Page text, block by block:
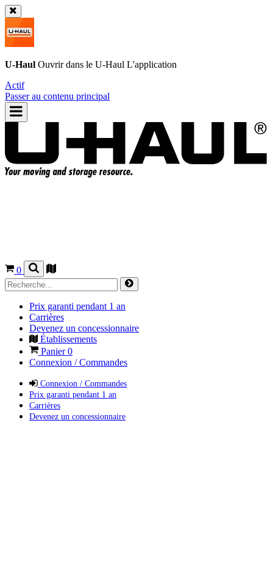
U-Haul Ouvrir dans le U-Haul L'application
Actif
Passer au contenu principal
0
Prix garanti pendant 1 an
Carrières
Devenez un concessionnaire
Établissements
Panier0
Connexion / Commandes
Connexion / Commandes
Prix garanti pendant 1 an
Carrières
Devenez un concessionnaire